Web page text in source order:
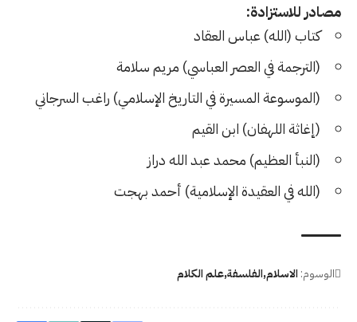
مصادر للاستزادة:
كتاب (الله) عباس العقاد
(الترجمة في العصر العباسي) مريم سلامة
(الموسوعة المسيرة في التاريخ الإسلامي) راغب السرجاني
(إغاثة اللهفان) ابن القيم
(النبأ العظيم) محمد عبد الله دراز
(الله في العقيدة الإسلامية) أحمد بهجت
الوسوم:الاسلامالفلسفةعلم الكلام